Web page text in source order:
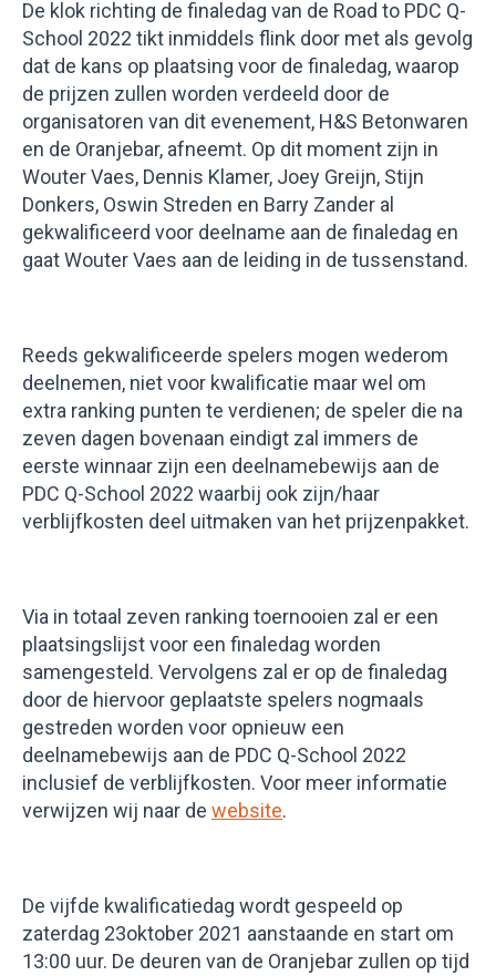
De klok richting de finaledag van de Road to PDC Q-
School 2022 tikt inmiddels flink door met als gevolg
dat de kans op plaatsing voor de finaledag, waarop
de prijzen zullen worden verdeeld door de
organisatoren van dit evenement, H&S Betonwaren
en de Oranjebar, afneemt. Op dit moment zijn in
Wouter Vaes, Dennis Klamer, Joey Greijn, Stijn
Donkers, Oswin Streden en Barry Zander al
gekwalificeerd voor deelname aan de finaledag en
gaat Wouter Vaes aan de leiding in de tussenstand.
Reeds gekwalificeerde spelers mogen wederom
deelnemen, niet voor kwalificatie maar wel om
extra ranking punten te verdienen; de speler die na
zeven dagen bovenaan eindigt zal immers de
eerste winnaar zijn een deelnamebewijs aan de
PDC Q-School 2022 waarbij ook zijn/haar
verblijfkosten deel uitmaken van het prijzenpakket.
Via in totaal zeven ranking toernooien zal er een
plaatsingslijst voor een finaledag worden
samengesteld. Vervolgens zal er op de finaledag
door de hiervoor geplaatste spelers nogmaals
gestreden worden voor opnieuw een
deelnamebewijs aan de PDC Q-School 2022
inclusief de verblijfkosten. Voor meer informatie
verwijzen wij naar de website.
De vijfde kwalificatiedag wordt gespeeld op
zaterdag 23oktober 2021 aanstaande en start om
13:00 uur. De deuren van de Oranjebar zullen op tijd